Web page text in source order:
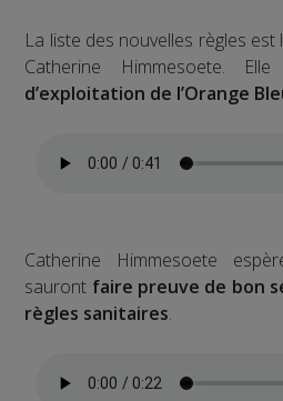
La liste des nouvelles règles est
Catherine Himmesoete.
d’exploitation de l’Orange
Catherine Himmesoete
sauront faire preuve de bon
règles sanitaires.